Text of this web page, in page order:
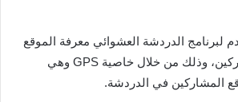
لبرنامج الدردشة العشوائي معرفة الموقع
الجغرافي للمشاركين، وذلك من خلال خاصية GPS وهي
المشاركين في الدردشة.